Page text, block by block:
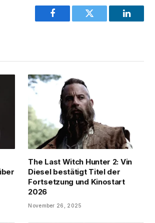
Facebook Twitter LinkedIn
The Last Witch Hunter 2: Vin
Diesel bestätigt Titel der
Fortsetzung und Kinostart
2026
November 26, 2025